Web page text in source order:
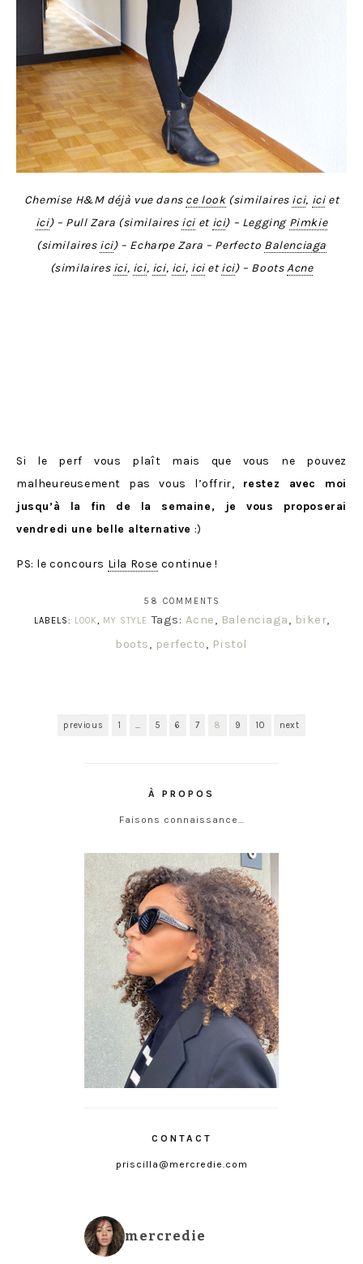
Chemise H&M déjà vue dans ce look(similaires ici, iciet
ici) – Pull Zara (similaires ici et ici) – Legging Pimkie
(similaires ici) – Echarpe Zara – Perfecto Balenciaga
(similaires ici, ici, ici, ici, icietici) – BootsAcne
Si le perf vous plaît mais que vous ne pouvez
malheureusement pas vous l’offrir, restez avec moi
jusqu’à la fin de la semaine, je vous proposerai
vendredi une belle alternative :)
PS: le concours Lila Rose continue !
58 COMMENTS
LABELS:
LOOK, MY STYLE Tags: Acne, Balenciaga, biker,
boots, perfecto, Pistol
previous 1 … 5 6 7 8 9 10 next
À PROPOS
Faisons connaissance…
CONTACT
priscilla@mercredie.com
mercredie